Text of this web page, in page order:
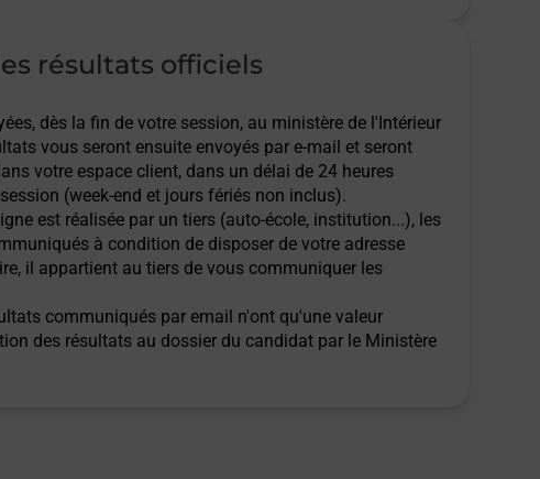
résultats officiels
dès la fin de votre session, au ministère de l'Intérieur
vous seront ensuite envoyés par e-mail et seront
votre espace client, dans un délai de 24 heures
(week-end et jours fériés non inclus).
est réalisée par un tiers (auto-école, institution...), les
à condition de disposer de votre adresse
il appartient au tiers de vous communiquer les
communiqués par email n'ont qu'une valeur
des résultats au dossier du candidat par le Ministère